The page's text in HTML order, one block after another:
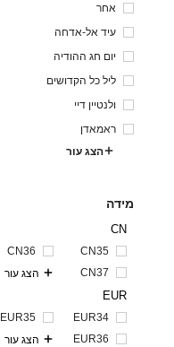
אחר
עיד אל-אדחה
יום חג ההודיה
ליל כל הקדושים
ולנטיין דיי
ראמאדן
הצג עור
מידה
CN
CN35
CN36
CN37
הצג עור
EUR
EUR34
EUR35
EUR36
הצג עור